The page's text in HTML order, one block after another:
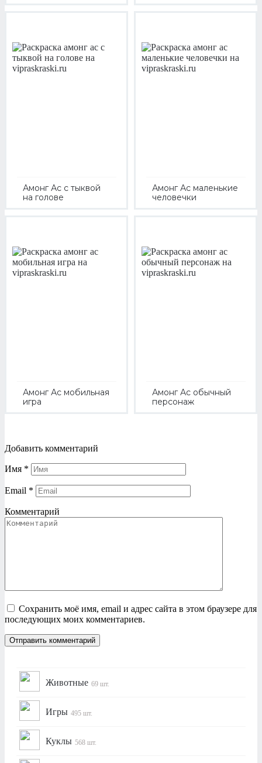
Амонг Ас с тыквой
на голове
Амонг Ас маленькие
человечки
Амонг Ас мобильная
игра
Амонг Ас обычный
персонаж
Добавить комментарий
Имя *
Email *
Комментарий
Сохранить моё имя, email и адрес сайта в этом браузере для
последующих моих комментариев.
Животные 69 шт.
Игры 495 шт.
Куклы 568 шт.